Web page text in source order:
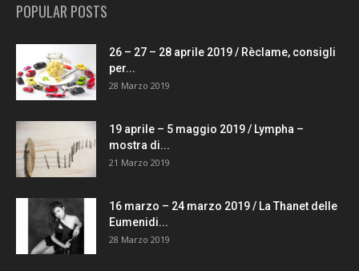
POPULAR POSTS
26 – 27 – 28 aprile 2019 / Rèclame, consigli
per...
28 Marzo 2019
19 aprile – 5 maggio 2019 / Lympha –
mostra di...
21 Marzo 2019
16 marzo – 24 marzo 2019 / La Thanet delle
Eumenidi...
28 Marzo 2019